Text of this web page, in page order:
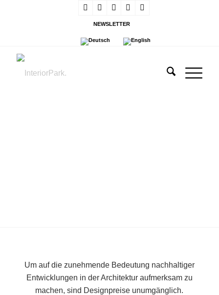
NEWSLETTER
Um auf die zunehmende Bedeutung nachhaltiger
Entwicklungen in der Architektur aufmerksam zu
machen, sind Designpreise unumgänglich.